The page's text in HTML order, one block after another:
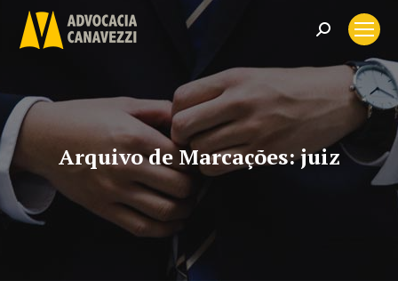
Search:
Arquivo de Marcações:juiz